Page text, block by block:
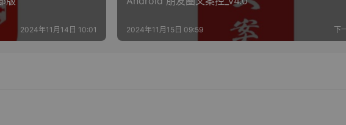
2024年11月14日 10:01 下
2024年11月15日 09:59